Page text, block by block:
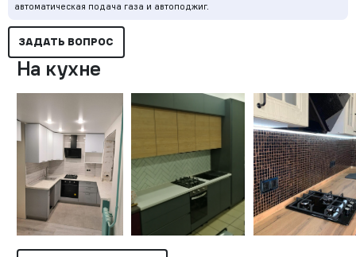
автоматическая подача газа и автоподжиг.
ЗАДАТЬ ВОПРОС
На кухне